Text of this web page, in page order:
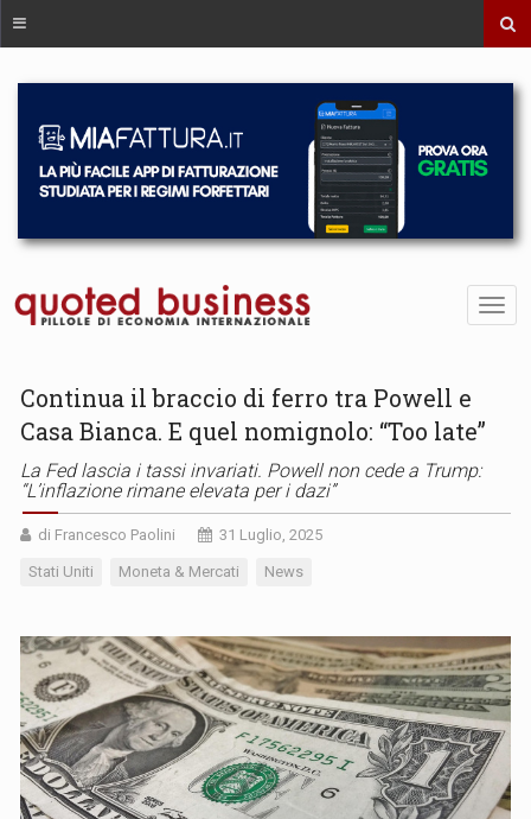
Continua il braccio di ferro tra Powell e
Casa Bianca. E quel nomignolo: “Too late”
La Fed lascia i tassi invariati. Powell non cede a Trump:
“L’inflazione rimane elevata per i dazi”
di Francesco Paolini 31 Luglio, 2025
Stati Uniti Moneta & Mercati News